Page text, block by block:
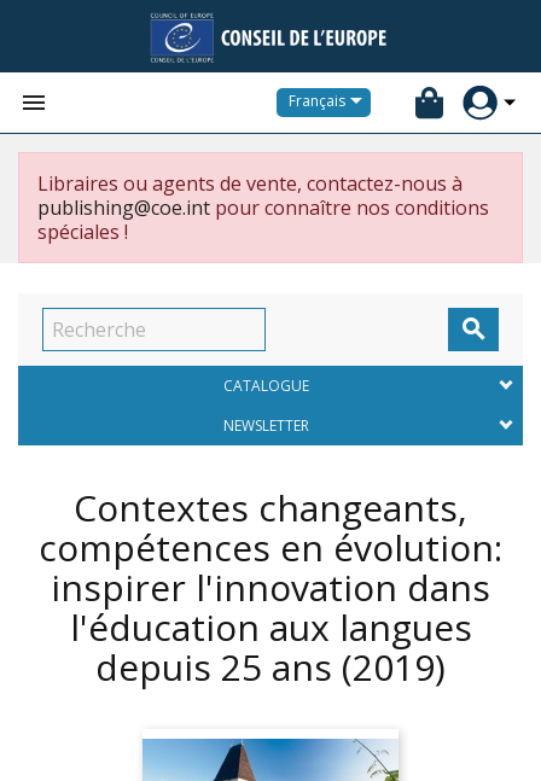
 Français
Libraires ou agents de vente, contactez-nous à
publishing@coe.int pour connaître nos conditions
spéciales !

CATALOGUE
NEWSLETTER
Contextes changeants,
compétences en évolution:
inspirer l'innovation dans
l'éducation aux langues
depuis 25 ans (2019)